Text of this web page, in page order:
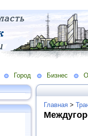
Город Бизнес
Главная >